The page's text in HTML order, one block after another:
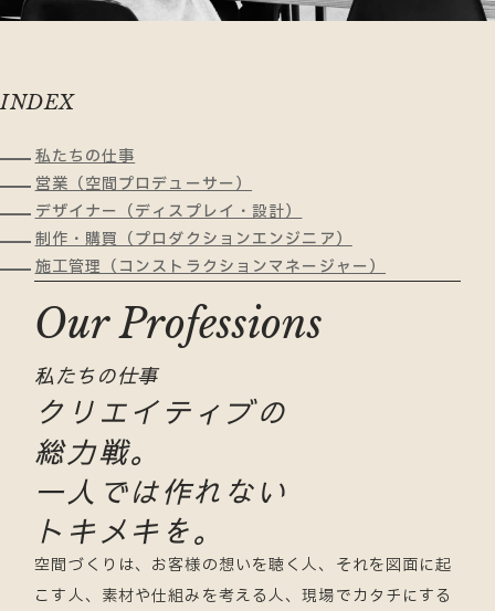
INDEX
私たちの仕事
営業（空間プロデューサー）
デザイナー（ディスプレイ・設計）
制作・購買（プロダクションエンジニア）
施工管理（コンストラクションマネージャー）
Our Professions
私たちの仕事
クリエイティブの
総力戦。
一人では作れない
トキメキを。
空間づくりは、お客様の想いを聴く人、それを図面に起
こす人、素材や仕組みを考える人、現場でカタチにする